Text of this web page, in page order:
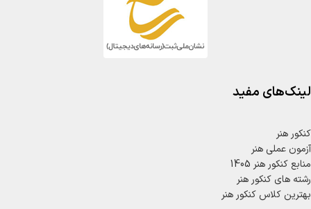
لینک‌های مفید
کنکور هنر
آزمون عملی هنر
منابع کنکور هنر 1405
رشته های کنکور هنر
بهترین کلاس کنکور هنر